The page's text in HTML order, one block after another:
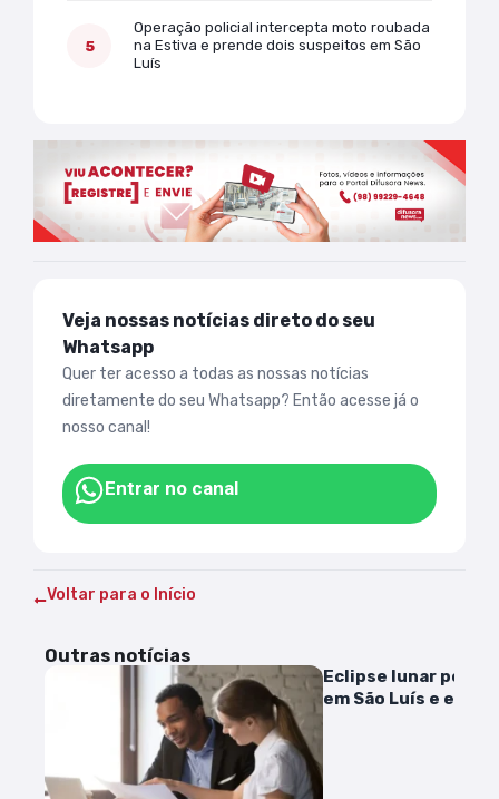
Operação policial intercepta moto roubada
na Estiva e prende dois suspeitos em São
Luís
Veja nossas notícias direto do seu
Whatsapp
Quer ter acesso a todas as nossas notícias
diretamente do seu Whatsapp? Então acesse já o
nosso canal!
Entrar no canal
Voltar para o Início
Outras notícias
Eclipse lunar
em São Luís e em